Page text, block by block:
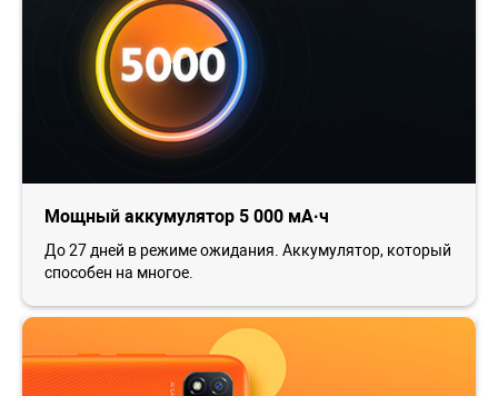
Мощный аккумулятор 5 000 мА·ч
До 27 дней в режиме ожидания. Аккумулятор, который
способен на многое.